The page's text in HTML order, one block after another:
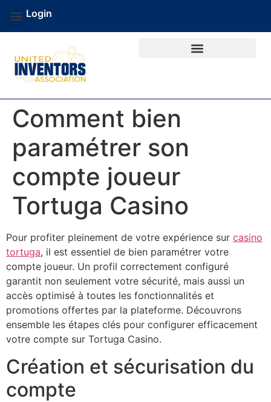
Login
Comment bien
paramétrer son
compte joueur
Tortuga Casino
Pour profiter pleinement de votre expérience sur casino
tortuga, il est essentiel de bien paramétrer votre
compte joueur. Un profil correctement configuré
garantit non seulement votre sécurité, mais aussi un
accès optimisé à toutes les fonctionnalités et
promotions offertes par la plateforme. Découvrons
ensemble les étapes clés pour configurer efficacement
votre compte sur Tortuga Casino.
Création et sécurisation du
compte